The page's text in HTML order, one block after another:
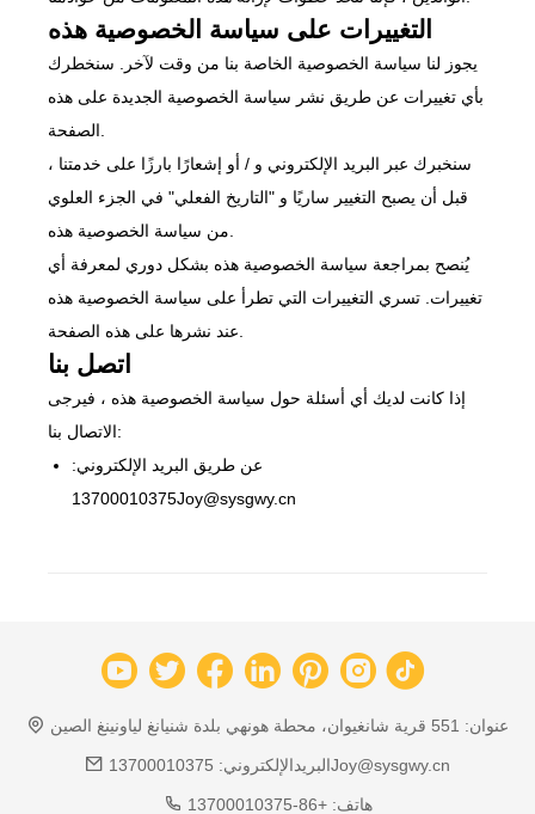
التغييرات على سياسة الخصوصية هذه
يجوز لنا سياسة الخصوصية الخاصة بنا من وقت لآخر. سنخطرك
بأي تغييرات عن طريق نشر سياسة الخصوصية الجديدة على هذه
سنخبرك عبر البريد الإلكتروني و / أو إشعارًا بارزًا على خدمتنا ،
قبل أن يصبح التغيير ساريًا و "التاريخ الفعلي" في الجزء العلوي
يُنصح بمراجعة سياسة الخصوصية هذه بشكل دوري لمعرفة أي
تغييرات. تسري التغييرات التي تطرأ على سياسة الخصوصية هذه
اتصل بنا
إذا كانت لديك أي أسئلة حول سياسة الخصوصية هذه ، فيرجى
الاتصال بنا:
عن طريق البريد الإلكتروني:
13700010375Joy@sysgwy.cn
عنوان: 551 قرية شانغيوان، محطة هونهي بلدة شنيانغ لياونينغ الصين
البريدالإلكتروني:13700010375Joy@sysgwy.cn
هاتف: +86-13700010375